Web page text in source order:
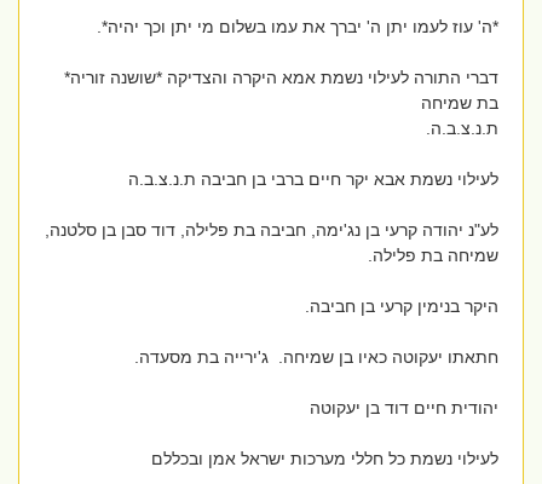
*ה' עוז לעמו יתן ה' יברך את עמו בשלום מי יתן וכך יהיה*.
דברי התורה לעילוי נשמת אמא היקרה והצדיקה *שושנה זוריה*
בת שמיחה
ת.נ.צ.ב.ה.
לעילוי נשמת אבא יקר חיים ברבי בן חביבה ת.נ.צ.ב.ה
לע"נ יהודה קרעי בן נג'ימה, חביבה בת פלילה, דוד סבן בן סלטנה,
שמיחה בת פלילה.
היקר בנימין קרעי בן חביבה.
חתאתו יעקוטה כאיו בן שמיחה. ג'ירייה בת מסעדה.
יהודית חיים דוד בן יעקוטה
לעילוי נשמת כל חללי מערכות ישראל אמן ובכללם